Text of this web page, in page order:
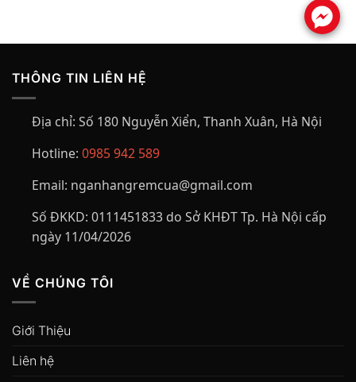
THÔNG TIN LIÊN HỆ
Địa chỉ: Số 180 Nguyễn Xiển, Thanh Xuân, Hà Nội
Hotline: 0985 942 589
Email: nganhangremcua@gmail.com
Số ĐKKD: 0111451833 do Sở KHĐT Tp. Hà Nội cấp
ngày 11/04/2026
VỀ CHÚNG TÔI
Giới Thiệu
Liên hệ
.